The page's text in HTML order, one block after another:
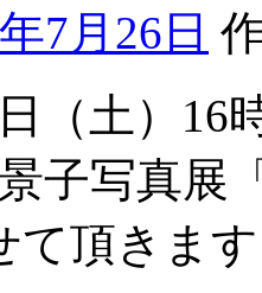
7月26日
（土）16
子写真展
て頂きま